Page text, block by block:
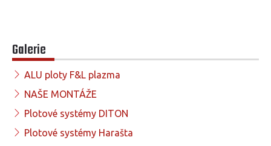
Galerie
ALU ploty F&L plazma
NAŠE MONTÁŽE
Plotové systémy DITON
Plotové systémy Harašta